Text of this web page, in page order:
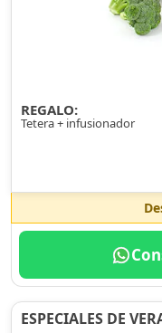
REGALO:
Tetera + infusionador
ESPECIALES DE